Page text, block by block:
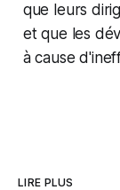
que leurs
et que les
à cause
LIRE PLUS